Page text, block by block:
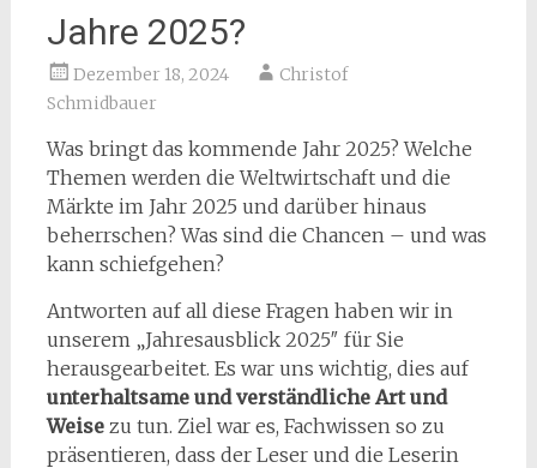
Jahre 2025?
Dezember 18, 2024
Christof
Schmidbauer
Was bringt das kommende Jahr 2025? Welche
Themen werden die Weltwirtschaft und die
Märkte im Jahr 2025 und darüber hinaus
beherrschen? Was sind die Chancen – und was
kann schiefgehen?
Antworten auf all diese Fragen haben wir in
unserem „Jahresausblick 2025″ für Sie
herausgearbeitet. Es war uns wichtig, dies auf
unterhaltsame und verständliche Art und
Weisezu tun. Ziel war es, Fachwissen so zu
präsentieren, dass der Leser und die Leserin